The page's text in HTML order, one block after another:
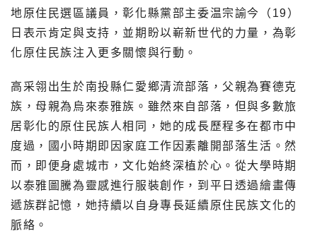
地原住民選區議員，彰化縣黨部主委温宗諭今（19）
日表示肯定與支持，並期盼以嶄新世代的力量，為彰
化原住民族注入更多關懷與行動。
高采翎出生於南投縣仁愛鄉清流部落，父親為賽德克
族，母親為烏來泰雅族。雖然來自部落，但與多數旅
居彰化的原住民族人相同，她的成長歷程多在都市中
度過，國小時期即因家庭工作因素離開部落生活。然
而，即便身處城市，文化始終深植於心。從大學時期
以泰雅圖騰為靈感進行服裝創作，到平日透過繪畫傳
遞族群記憶，她持續以自身專長延續原住民族文化的
脈絡。